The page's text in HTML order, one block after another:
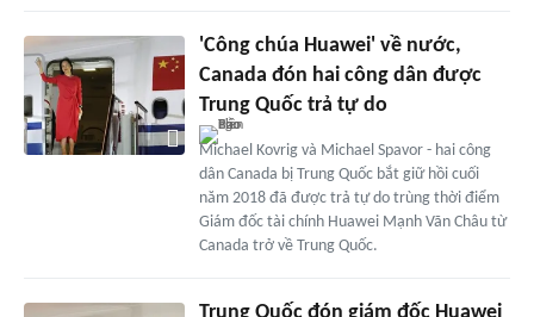
'Công chúa Huawei' về nước,
Canada đón hai công dân được
Trung Quốc trả tự do
Michael Kovrig và Michael Spavor - hai công
dân Canada bị Trung Quốc bắt giữ hồi cuối
năm 2018 đã được trả tự do trùng thời điểm
Giám đốc tài chính Huawei Mạnh Vãn Châu từ
Canada trở về Trung Quốc.
Trung Quốc đón giám đốc Huawei